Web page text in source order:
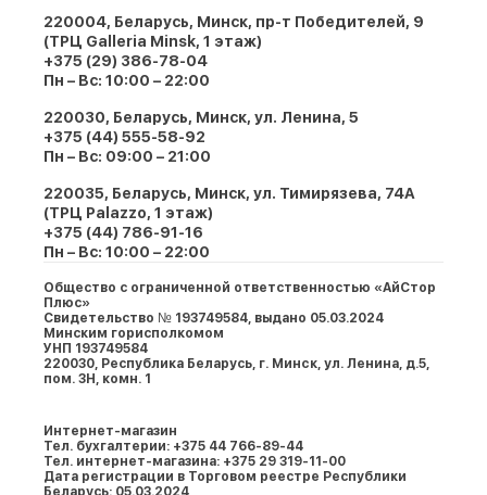
220004, Беларусь, Минск, пр-т Победителей, 9
(ТРЦ Galleria Minsk, 1 этаж)
+375 (29) 386-78-04
Пн – Вс: 10:00 – 22:00
220030, Беларусь, Минск, ул. Ленина, 5
+375 (44) 555-58-92
Пн – Вс: 09:00 – 21:00
220035, Беларусь, Минск, ул. Тимирязева, 74A
(ТРЦ Palazzo, 1 этаж)
+375 (44) 786-91-16
Пн – Вс: 10:00 – 22:00
Общество с ограниченной ответственностью «АйСтор
Плюс»
Свидетельство № 193749584, выдано 05.03.2024
Минским горисполкомом
УНП 193749584
220030, Республика Беларусь, г. Минcк, ул. Ленина, д.5,
пом. 3Н, комн. 1
Интернет-магазин
Тел. бухгалтерии: +375 44 766-89-44
Тел. интернет-магазина: +375 29 319-11-00
Дата регистрации в Торговом реестре Республики
Беларусь: 05.03.2024